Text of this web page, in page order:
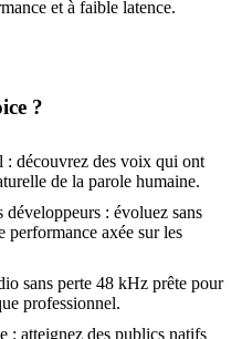
et à faible latence.
?
: découvrez des voix qui ont
de la parole humaine.
: évoluez sans
performance axée sur les
sans perte 48 kHz prête pour
professionnel.
: atteignez des publics natifs